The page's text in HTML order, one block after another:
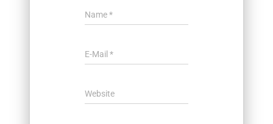
Name*
E-Mail *
Website